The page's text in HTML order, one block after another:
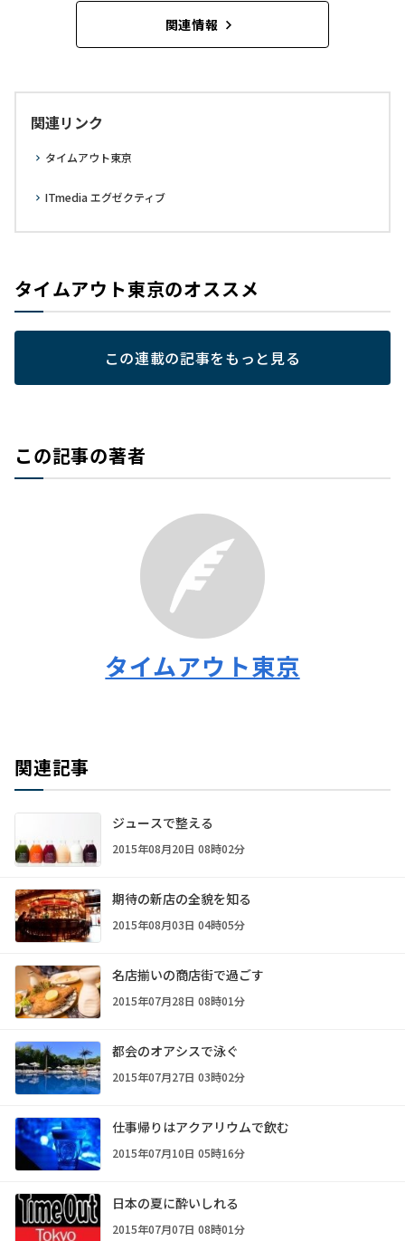
関連情報
関連リンク
タイムアウト東京
ITmedia エグゼクティブ
タイムアウト東京のオススメ
この連載の記事をもっと見る
この記事の著者
タイムアウト東京
関連記事
ジュースで整える
2015年08月20日 08時02分
期待の新店の全貌を知る
2015年08月03日 04時05分
名店揃いの商店街で過ごす
2015年07月28日 08時01分
都会のオアシスで泳ぐ
2015年07月27日 03時02分
仕事帰りはアクアリウムで飲む
2015年07月10日 05時16分
日本の夏に酔いしれる
2015年07月07日 08時01分